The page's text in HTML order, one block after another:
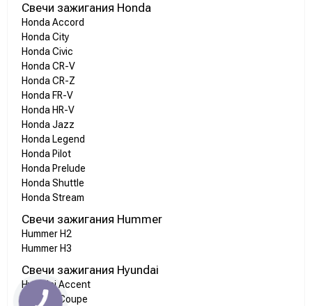
Свечи зажигания Honda
Honda Accord
Honda City
Honda Civic
Honda CR-V
Honda CR-Z
Honda FR-V
Honda HR-V
Honda Jazz
Honda Legend
Honda Pilot
Honda Prelude
Honda Shuttle
Honda Stream
Свечи зажигания Hummer
Hummer H2
Hummer H3
Свечи зажигания Hyundai
Hyundai Accent
Hyundai Coupe